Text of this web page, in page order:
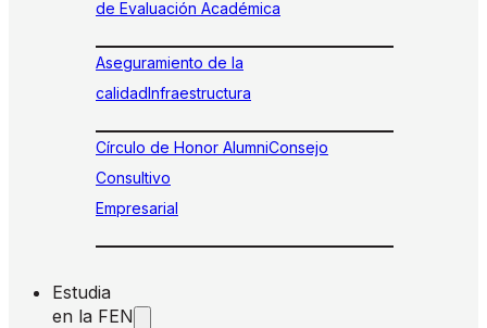
de Evaluación Académica
Aseguramiento de la
calidadInfraestructura
Círculo de Honor AlumniConsejo
Consultivo
Empresarial
Estudia
en la FEN